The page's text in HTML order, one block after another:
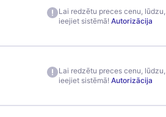
Lai redzētu preces cenu, lūdzu,
ieejiet sistēmā! Autorizācija
Lai redzētu preces cenu, lūdzu,
ieejiet sistēmā! Autorizācija